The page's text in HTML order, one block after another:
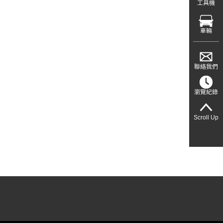
工具機
車輛
聯絡我們
瀏覽紀錄
Scroll Up